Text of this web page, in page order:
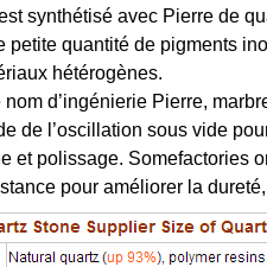
synthétisé avec Pierre de
petite quantité de pigments
hétérogènes.
d’ingénierie Pierre,
de l’oscillation sous vide
et polissage. Somefactories
pour améliorer la